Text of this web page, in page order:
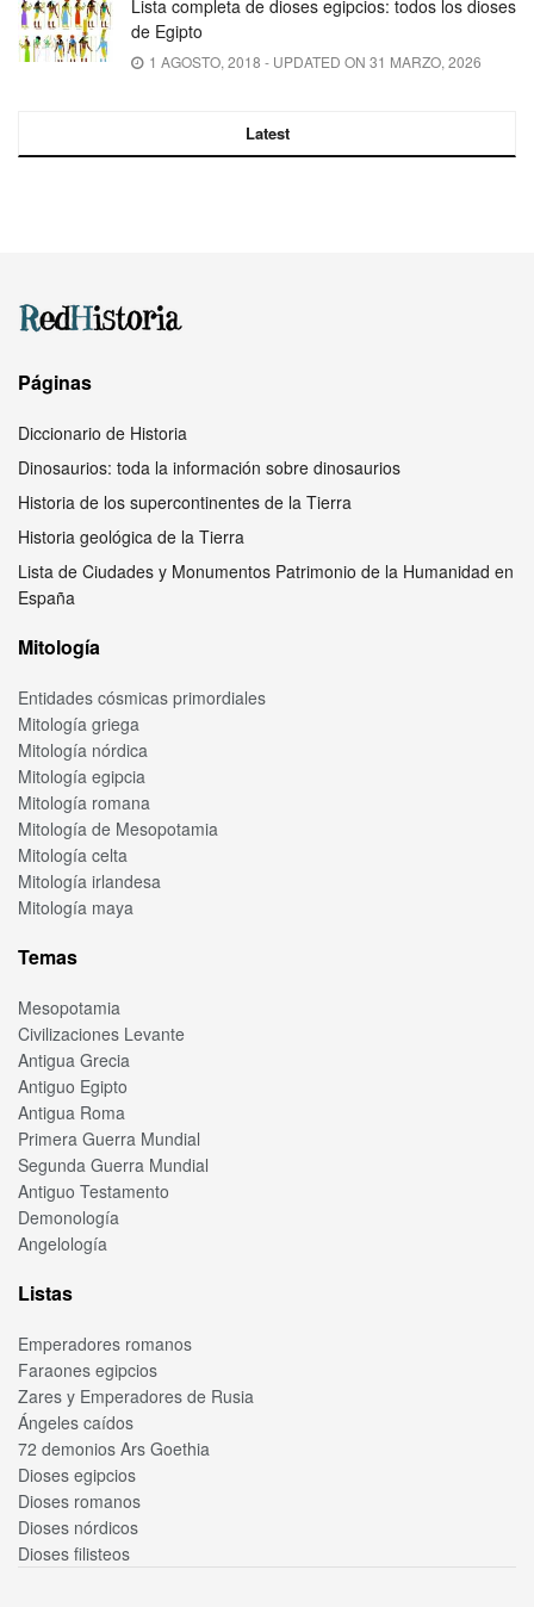
Lista completa de dioses egipcios: todos los dioses
de Egipto
1 AGOSTO, 2018 - UPDATED ON 31 MARZO, 2026
Latest
Páginas
Diccionario de Historia
Dinosaurios: toda la información sobre dinosaurios
Historia de los supercontinentes de la Tierra
Historia geológica de la Tierra
Lista de Ciudades y Monumentos Patrimonio de la Humanidad en
España
Mitología
Entidades cósmicas primordiales
Mitología griega
Mitología nórdica
Mitología egipcia
Mitología romana
Mitología de Mesopotamia
Mitología celta
Mitología irlandesa
Mitología maya
Temas
Mesopotamia
Civilizaciones Levante
Antigua Grecia
Antiguo Egipto
Antigua Roma
Primera Guerra Mundial
Segunda Guerra Mundial
Antiguo Testamento
Demonología
Angelología
Listas
Emperadores romanos
Faraones egipcios
Zares y Emperadores de Rusia
Ángeles caídos
72 demonios Ars Goethia
Dioses egipcios
Dioses romanos
Dioses nórdicos
Dioses filisteos